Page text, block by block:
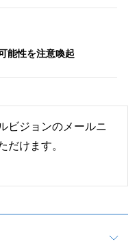
能性を注意喚起
ビジョンのメールニ
だけます。